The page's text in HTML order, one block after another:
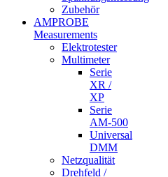
Zubehör
AMPROBE
Measurements
Elektrotester
Multimeter
Serie
XR /
XP
Serie
AM-500
Universal
DMM
Netzqualität
Drehfeld /